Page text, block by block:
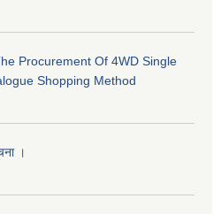
Procurement Of 4WD Single
Shopping Method
।